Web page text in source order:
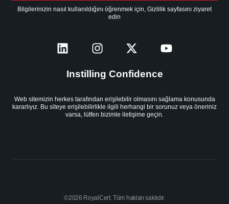
Bilgilerinizin nasıl kullanıldığını öğrenmek için, Gizlilik sayfasını ziyaret
edin
Instilling Confidence
Web sitemizin herkes tarafından erişilebilir olmasını sağlama konusunda
kararlıyız. Bu siteye erişilebilirlikle ilgili herhangi bir sorunuz veya öneriniz
varsa, lütfen bizimle iletişime geçin.
©2026 RoyalCert. Tüm hakları saklıdır.